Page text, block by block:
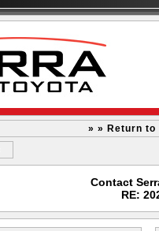
» » Return to
Contact
RE: